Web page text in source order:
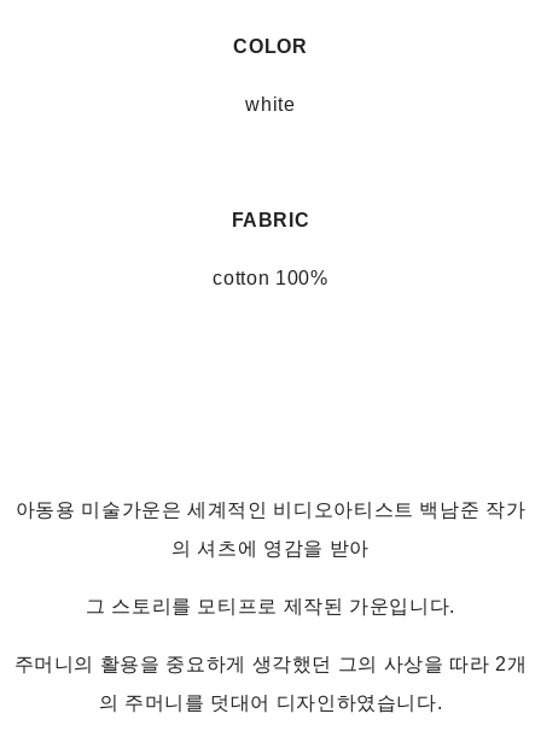
COLOR
white
FABRIC
cotton 100%
아동용 미술가운은 세계적인 비디오아티스트 백남준 작가
의 셔츠에 영감을 받아
그 스토리를 모티프로 제작된 가운입니다.
주머니의 활용을 중요하게 생각했던 그의 사상을 따라 2개
의 주머니를 덧대어 디자인하였습니다.